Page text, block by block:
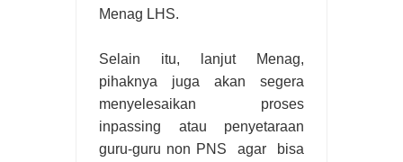
Menag LHS.
Selain itu, lanjut Menag,
pihaknya juga akan segera
menyelesaikan proses
inpassing atau penyetaraan
guru-guru non PNS agar bisa